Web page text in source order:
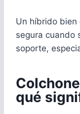
Un híbrido bien
segura cuando
soporte,
qué